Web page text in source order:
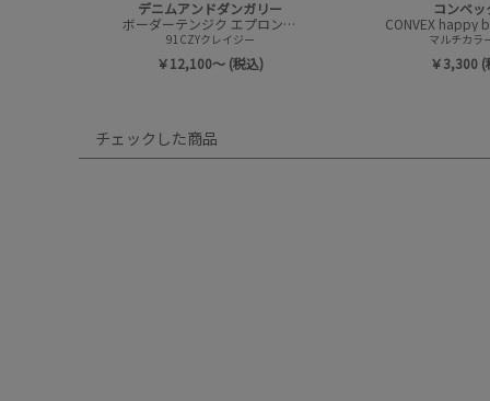
デニムアンドダンガリー
ボーダーテンジク エプロンツキ L/S TEE(8分袖)
91CZYクレイジー
￥12,100～ (税込)
コンベッ
マルチカラ
￥3,300 (
チェックした商品